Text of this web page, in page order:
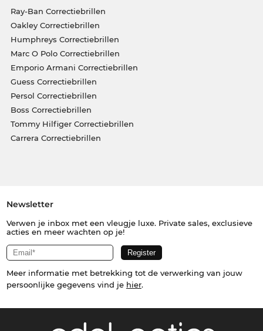
Ray-Ban Correctiebrillen
Oakley Correctiebrillen
Humphreys Correctiebrillen
Marc O Polo Correctiebrillen
Emporio Armani Correctiebrillen
Guess Correctiebrillen
Persol Correctiebrillen
Boss Correctiebrillen
Tommy Hilfiger Correctiebrillen
Carrera Correctiebrillen
Newsletter
Verwen je inbox met een vleugje luxe. Private sales, exclusieve
acties en meer wachten op je!
Meer informatie met betrekking tot de verwerking van jouw
persoonlijke gegevens vind je hier.